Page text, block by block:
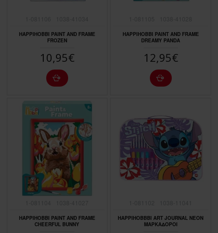
HAPPIHOBBI PAINT AND FRAME
FROZEN
10,95€
HAPPIHOBBI PAINT AND FRAME
DREAMY PANDA
12,95€
HAPPIHOBBI PAINT AND FRAME
CHEERFUL BUNNY
HAPPIHOBBBI ART JOURNAL NEON
ΜΑΡΚΑΔΟΡΟΙ